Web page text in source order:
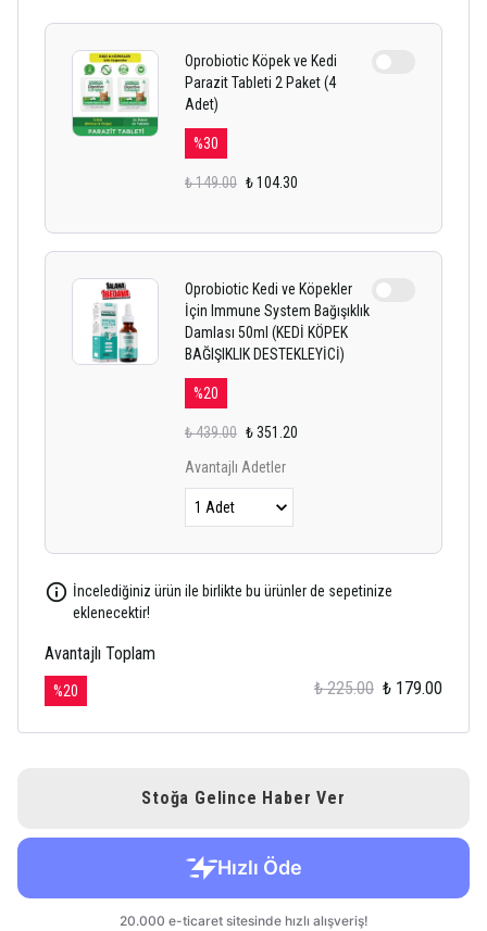
Oprobiotic Köpek ve Kedi
Parazit Tableti 2 Paket (4
Adet)
%30
₺ 149.00 ₺ 104.30
Oprobiotic Kedi ve Köpekler
İçin Immune System Bağışıklık
Damlası 50ml (KEDİ KÖPEK
BAĞIŞIKLIK DESTEKLEYİCİ)
%20
₺ 439.00 ₺ 351.20
Avantajlı Adetler
İncelediğiniz ürün ile birlikte bu ürünler de sepetinize
eklenecektir!
Avantajlı Toplam
%20 ₺ 225.00 ₺ 179.00
Stoğa Gelince Haber Ver